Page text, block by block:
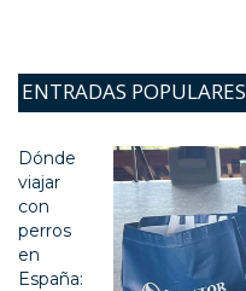
ENTRADAS POPULARES
Dónde
viajar
con
perros
en
España: